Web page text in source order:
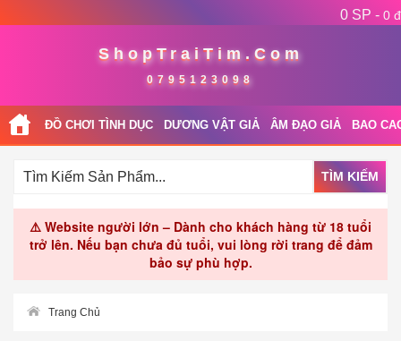
0 SP - 0 đ
ShopTraiTim.Com
0795123098
ĐỒ CHƠI TÌNH DỤC DƯƠNG VẬT GIẢ ÂM ĐẠO GIẢ BAO
TÌM KIẾM
⚠️ Website người lớn – Dành cho khách hàng từ 18 tuổi
trở lên. Nếu bạn chưa đủ tuổi, vui lòng rời trang để đảm
bảo sự phù hợp.
Trang Chủ